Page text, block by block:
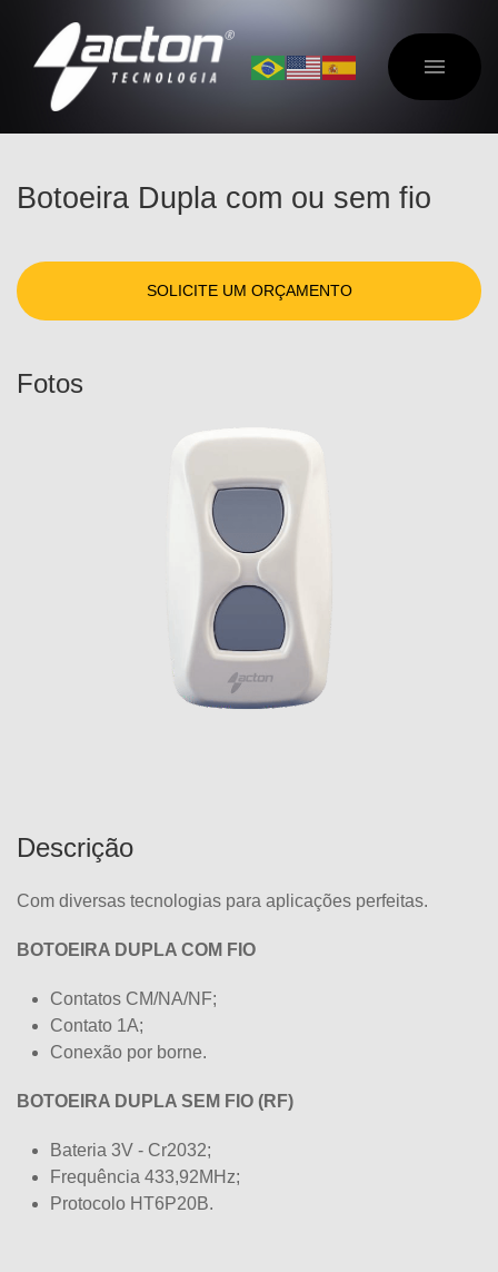
Botoeira Dupla com ou sem fio
SOLICITE UM ORÇAMENTO
Fotos
Descrição
Com diversas tecnologias para aplicações perfeitas.
BOTOEIRA DUPLA COM FIO
Contatos CM/NA/NF;
Contato 1A;
Conexão por borne.
BOTOEIRA DUPLA SEM FIO (RF)
Bateria 3V - Cr2032;
Frequência 433,92MHz;
Protocolo HT6P20B.